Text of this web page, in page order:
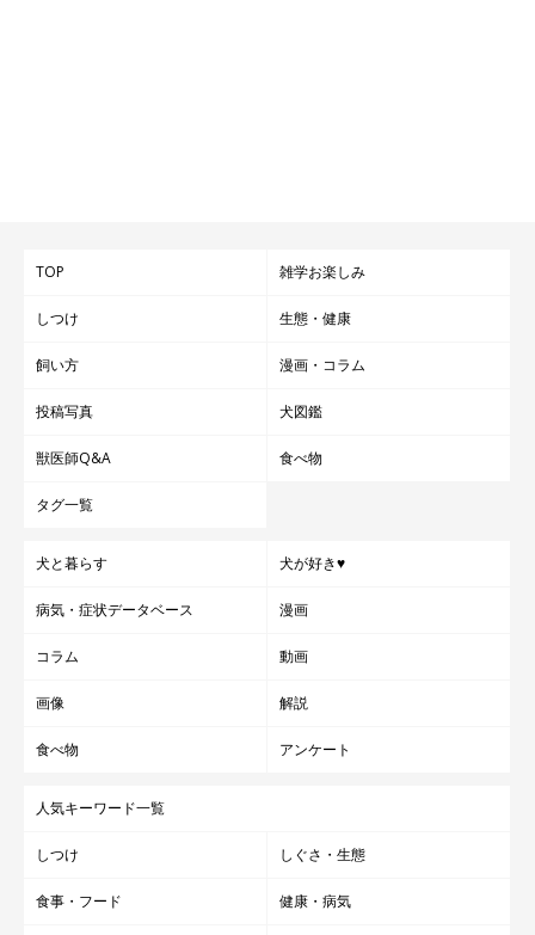
TOP 雑学お楽しみ
しつけ 生態・健康
飼い方 漫画・コラム
投稿写真 犬図鑑
獣医師Q&A 食べ物
タグ一覧
犬と暮らす 犬が好き♥
病気・症状データベース 漫画
コラム 動画
画像 解説
食べ物 アンケート
人気キーワード一覧
しつけ しぐさ・生態
食事・フード 健康・病気